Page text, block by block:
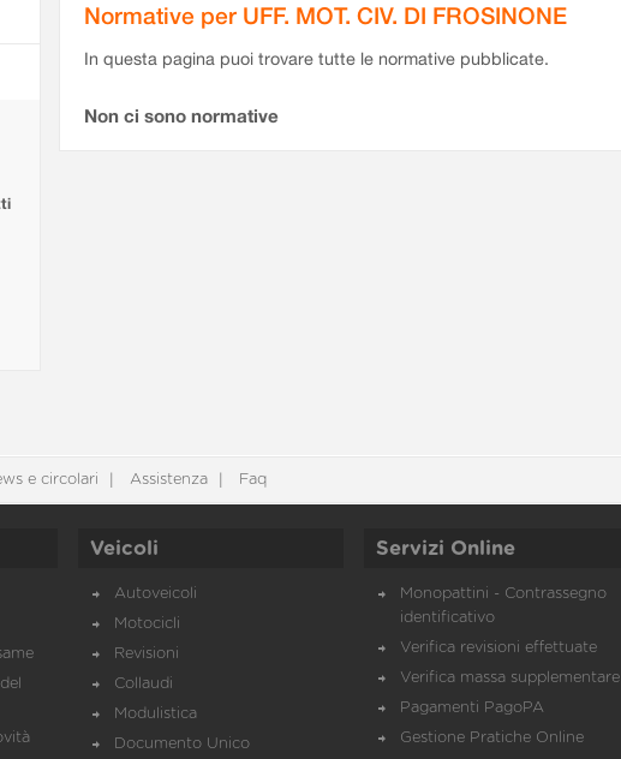
Normative per UFF. MOT. CIV. DI FROSINONE
In questa pagina puoi trovare tutte le normative pubblicate.
Non ci sono normative
e circolari Assistenza Faq
Veicoli
Autoveicoli
Motocicli
Revisioni
Collaudi
Modulistica
Documento Unico
Servizi Online
Monopattini - Contrassegno
identificativo
Verifica revisioni effettuate
Verifica massa supplementare
Pagamenti PagoPA
Gestione Pratiche Online